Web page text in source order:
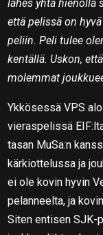
lähes yhtä hienolla
että pelissä on
peliin. Peli tulee
kentällä. Uskon,
molemmat
Ykkösessä VPS
vieraspelissä
tasan MuSa:n
kärkiottelussa ja
ei ole kovin hyvin
pelanneelta, ja
Siten entisen SJK-